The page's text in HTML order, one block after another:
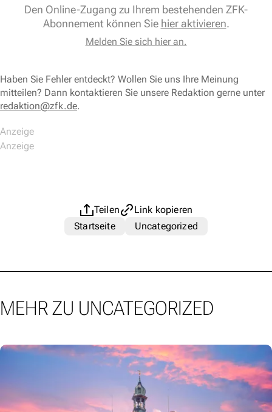
Den Online-Zugang zu Ihrem bestehenden ZFK-
Abonnement können Sie hier aktivieren.
Melden Sie sich hier an.
Haben Sie Fehler entdeckt? Wollen Sie uns Ihre Meinung
mitteilen? Dann kontaktieren Sie unsere Redaktion gerne unter
redaktion@zfk.de.
Teilen
Link kopieren
Startseite
Uncategorized
MEHR ZU UNCATEGORIZED